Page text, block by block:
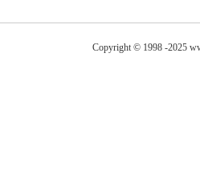
Copyright © 1998 -2025